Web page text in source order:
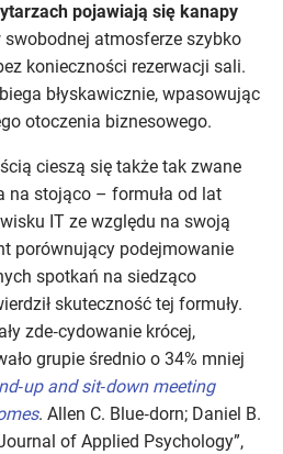
pojawiają się kanapy
swobodnej atmosferze szybko
konieczności rezerwacji sali.
błyskawicznie, wpasowując
otoczenia biznesowego.
cieszą się także tak zwane
na stojąco – formuła od lat
IT ze względu na swoją
porównujący podejmowanie
spotkań na siedząco
skuteczność tej formuły.
zde‑cydowanie krócej,
grupie średnio o 34% mniej
and sit‑down meeting
. Allen C. Blue‑dorn; Daniel B.
of Applied Psychology”,